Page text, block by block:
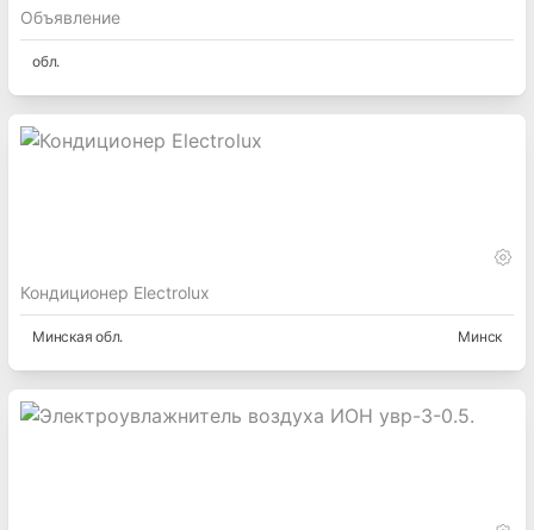
Объявление
обл.
Кондиционер Electrolux
Минская обл. Минск